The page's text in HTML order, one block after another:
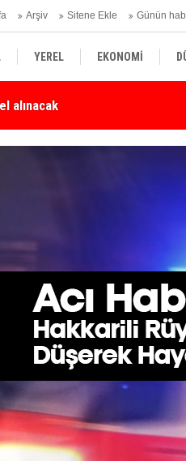
Arşiv Sitene Ekle Günün
YEREL EKONOMİ
TEKNOLOJİ
Duyarlılık Çağrısı